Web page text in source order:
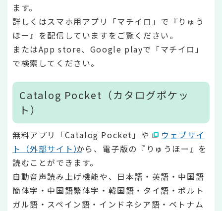
ます。
詳しくはスマホ用アプリ「マチイロ」で『りゅう
ほー』を配信していますをご覧ください。
またはApp store、Google playで「マチイロ」
で検索してください。
Catalog Pocket（カタログポケッ
ト）
無料アプリ「Catalog Pocket」や
ウェブサイ
ト（外部サイト）から、電子版の『りゅうほー』を
読むことができます。
自動音声読み上げ機能や、日本語・英語・中国語
簡体字・中国語繁体字・韓国語・タイ語・ポルト
ガル語・スペイン語・インドネシア語・ベトナム